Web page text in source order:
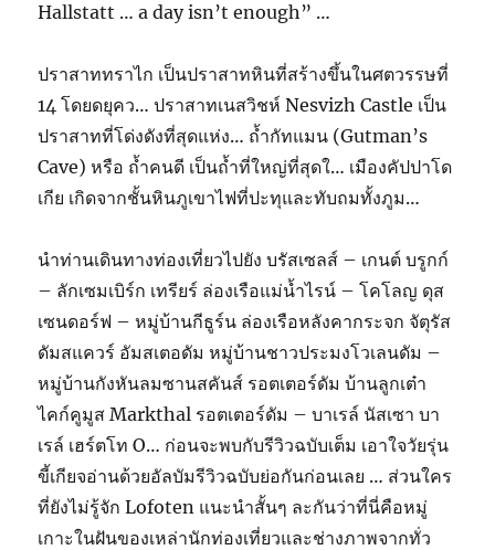
Hallstatt … a day isn’t enough” …
ปราสาททราไก เป็นปราสาทหินที่สร้างขึ้นในศตวรรษที่
14 โดยดยุคว… ปราสาทเนสวิชห์ Nesvizh Castle เป็น
ปราสาทที่โด่งดังที่สุดแห่ง… ถ้ำกัทแมน (Gutman’s
Cave) หรือ ถ้ำคนดี เป็นถ้ำที่ใหญ่ที่สุดใ… เมืองคัปปาโด
เกีย เกิดจากชั้นหินภูเขาไฟที่ปะทุและทับถมทั้งภูม…
นำท่านเดินทางท่องเที่ยวไปยัง บรัสเซลส์ – เกนต์ บรูกก์
– ลักเซมเบิร์ก เทรียร์ ล่องเรือแม่น้ำไรน์ – โคโลญ ดุส
เซนดอร์ฟ – หมู่บ้านกีธูร์น ล่องเรือหลังคากระจก จัตุรัส
ดัมสแควร์ อัมสเตอดัม หมู่บ้านชาวประมงโวเลนดัม –
หมู่บ้านกังหันลมซานสคันส์ รอตเตอร์ดัม บ้านลูกเต๋า
ไคก์คูมูส Markthal รอตเตอร์ดัม – บาเรล์ นัสเซา บา
เรล์ เฮร์ตโท O… ก่อนจะพบกับรีวิวฉบับเต็ม เอาใจวัยรุ่น
ขี้เกียจอ่านด้วยอัลบัมรีวิวฉบับย่อกันก่อนเลย … ส่วนใคร
ที่ยังไม่รู้จัก Lofoten แนะนำสั้นๆ ละกันว่าที่นี่คือหมู่
เกาะในฝันของเหล่านักท่องเที่ยวและช่างภาพจากทั่ว